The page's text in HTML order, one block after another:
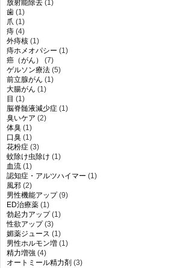
放射能除去 (1)
歯 (1)
爪 (1)
痔 (4)
外痔核 (1)
痔ホメオパシー (1)
癌（がん）
(7)
ゲルソン療法 (5)
前立腺がん (1)
大腸がん (1)
目 (1)
脳脊髄液減少症 (1)
臭いケア (2)
体臭 (1)
口臭 (1)
花粉症 (3)
蚊除け虫除け (1)
血流 (1)
認知症・アルツハイマー (1)
風邪 (2)
男性機能アップ(9)
ED治療薬 (1)
勃起力アップ(1)
性欲アップ(3)
媚薬ジュース (1)
男性ホルモン増 (1)
精力増強 (4)
オートミール精力剤 (3)